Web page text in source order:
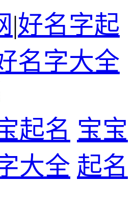
|好名字起
名字大全
起名 宝宝
大全 起名